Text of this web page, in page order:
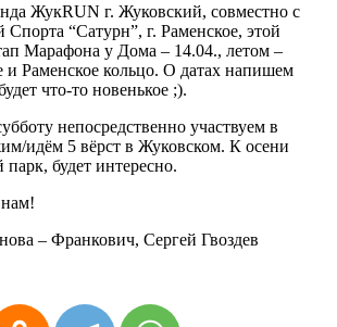
ЖукRUN г. Жуковский, совместно с
“Сатурн”, г. Раменское, этой
Марафона у Дома – 14.04., летом –
и Раменское кольцо. О датах напишем
что-то новенькое ;).
непосредственно участвуем в
идём 5 вёрст в Жуковском. К осени
будет интересно.
– Франкович, Сергей Гвоздев